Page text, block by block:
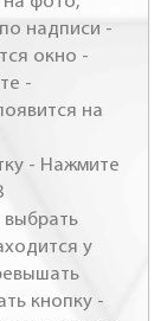
надписи -
окно -
-
на
- Нажмите
у
кнопку -